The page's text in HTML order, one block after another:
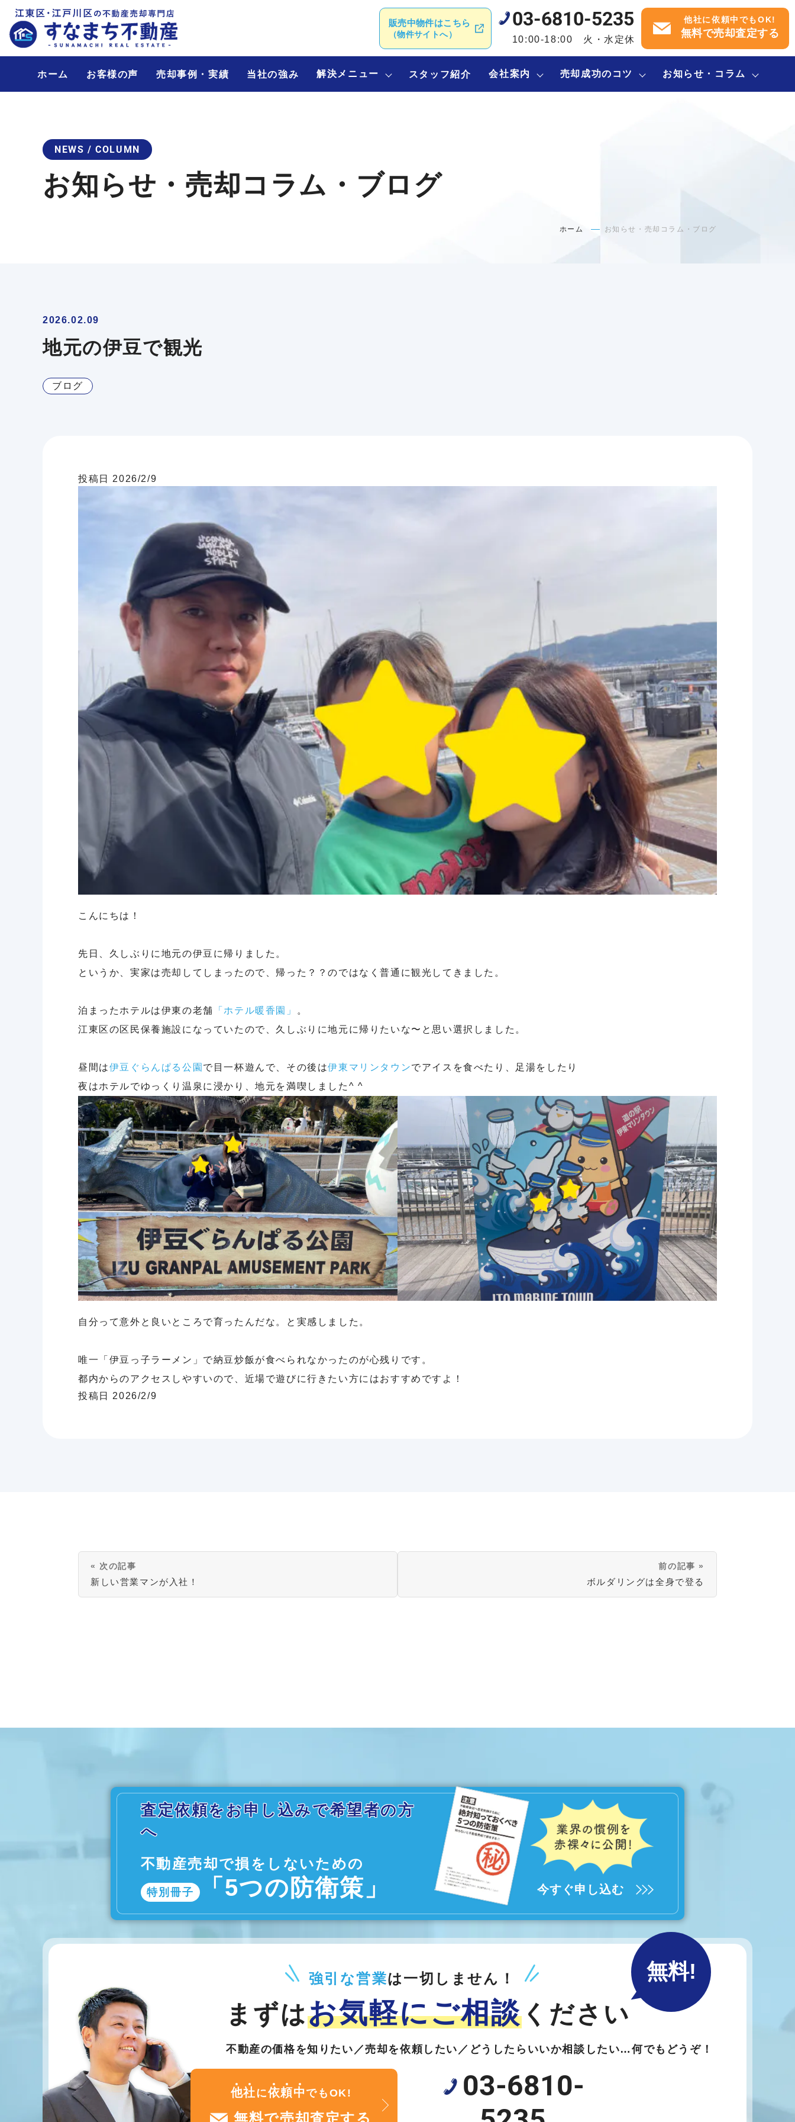
販売中物件はこちら
（物件サイトへ）
03-6810-5235
10:00-18:00 火・水定休
他社に依頼中でもOK!
無料で売却査定する
ホーム お客様の声 売却事例・実績 当社の強み 解決メニュー スタッフ紹介 会社案内 売却成功のコツ お知らせ・コラム
NEWS / COLUMN
お知らせ・売却コラム・ブログ
ホーム お知らせ・売却コラム・ブログ
2026.02.09
地元の伊豆で観光
ブログ
投稿日 2026/2/9
こんにちは！
先日、久しぶりに地元の伊豆に帰りました。
というか、実家は売却してしまったので、帰った？？のではなく普通に観光してきました。
泊まったホテルは伊東の老舗 「ホテル暖香園」 。
江東区の区民保養施設になっていたので、久しぶりに地元に帰りたいな〜と思い選択しました。
昼間は伊豆ぐらんぱる公園 で目一杯遊んで、その後は伊東マリンタウンでアイスを食べたり、足湯をしたり
夜はホテルでゆっくり温泉に浸かり、地元を満喫しました^ ^
自分って意外と良いところで育ったんだな。と実感しました。
唯一「伊豆っ子ラーメン」で納豆炒飯が食べられなかったのが心残りです。
都内からのアクセスしやすいので、近場で遊びに行きたい方にはおすすめですよ！
投稿日 2026/2/9
« 次の記事
新しい営業マンが入社！
前の記事 »
ボルダリングは全身で登る
査定依頼をお申し込みで希望者の方
へ
不動産売却で損をしないための
特別冊子 「5つの防衛策」 今すぐ申し込む
無料!
強引な営業は一切しません！
まずはお気軽にご相談ください
不動産の価格を知りたい／売却を依頼したい／どうしたらいいか相談したい…何でもどうぞ！
他社に依頼中でもOK!
無料で売却査定する
03-6810-